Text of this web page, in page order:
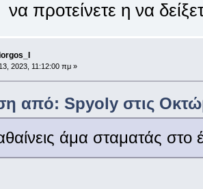
να προτείνετε η να
2023, 11:12:00 πμ »
από: Spyoly στις
άμα σταματάς στο